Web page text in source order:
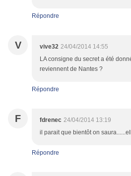
Répondre
V vive32 24/04/2014 14:55
LA consigne du secret a été
reviennent de Nantes ?
Répondre
F fdrenec 24/04/2014 13:19
il parait que bientôt on
Répondre